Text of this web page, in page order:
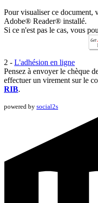
Pour visualiser ce document,
Adobe® Reader® installé.
Si ce n'est pas le cas, vous
2 - L'adhésion en ligne
Pensez à envoyer le chèque
effectuer un virement sur le
RIB.
powered by social2s